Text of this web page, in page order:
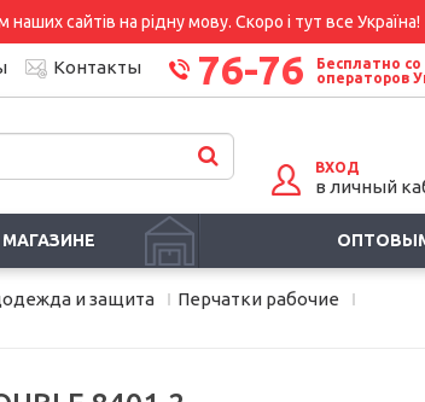
сайтів на рідну мову. Скоро і тут все Україна!
Контакты 76-76
Бесплатно
операторов
ВХОД
в личный
и защита
Перчатки рабочие